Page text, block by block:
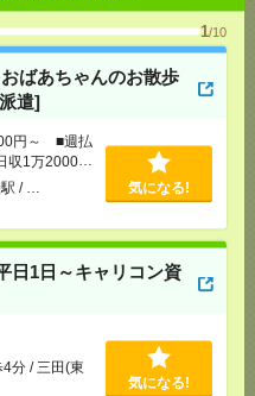
1/10
ばあちゃんのお散歩
遣]
円～ ■週払
1万2000円
/ … 気になる!
日1日～キャリコン資
分 / 三田(東
気になる!
■週払い
～キャリコン資格活か
）
三田(東京都)
書類作成や取引審査・